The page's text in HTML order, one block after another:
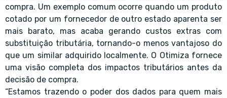
compra. Um exemplo comum ocorre quando um produto
cotado por um fornecedor de outro estado aparenta ser
mais barato, mas acaba gerando custos extras com
substituição tributária, tornando-o menos vantajoso do
que um similar adquirido localmente. O Otimiza fornece
uma visão completa dos impactos tributários antes da
decisão de compra.
“Estamos trazendo o poder dos dados para quem mais